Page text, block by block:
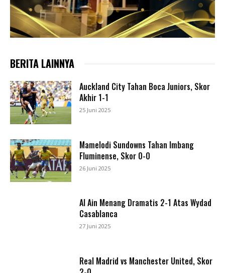
BERITA LAINNYA
Auckland City Tahan Boca Juniors, Skor
Akhir 1-1
25 Juni 2025
Mamelodi Sundowns Tahan Imbang
Fluminense, Skor 0-0
26 Juni 2025
Al Ain Menang Dramatis 2-1 Atas Wydad
Casablanca
27 Juni 2025
Real Madrid vs Manchester United, Skor